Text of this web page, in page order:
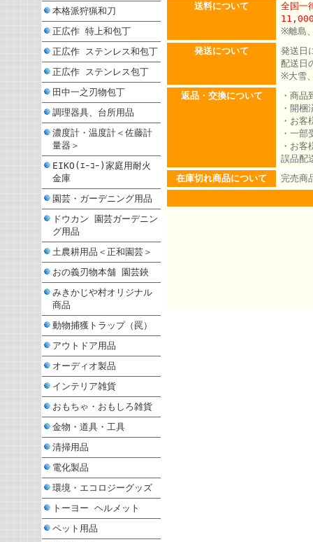
本格派狩猟和刀
正広作 特上和包丁
正広作 ステンレス和包丁
正広作 ステンレス包丁
田中一之刃物包丁
調理器具、台所用品
濃度計・温度計＜佐藤計
量器＞
EIKO(ｴｰｺｰ)家庭用耐火
金庫
園芸・ガーデニング用品
ドウカン 園芸ガーデニン
グ用品
土農耕用品＜正和園芸＞
おの義刃物本舗 園芸鋏
みきかじや村オリジナル
商品
動物捕獲トラップ（罠）
アウトドア用品
オーディオ製品
インテリア雑貨
おもちゃ・おもしろ雑貨
金物・道具・工具
清掃用品
電化製品
環境・エコロジーグッズ
トーヨー ヘルメット
ペット用品
送料について
全国一
※離島
発送について
発送日
配送日
※大雪
返品・交換について
・商
・開
・お
・一
・お
誤品配
在庫切れ商品について
完売商